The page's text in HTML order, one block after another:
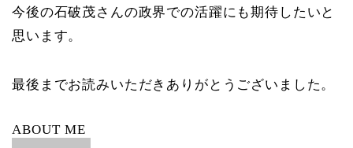
今後の石破茂さんの政界での活躍にも期待したいと
思います。
最後までお読みいただきありがとうございました。
ABOUT ME